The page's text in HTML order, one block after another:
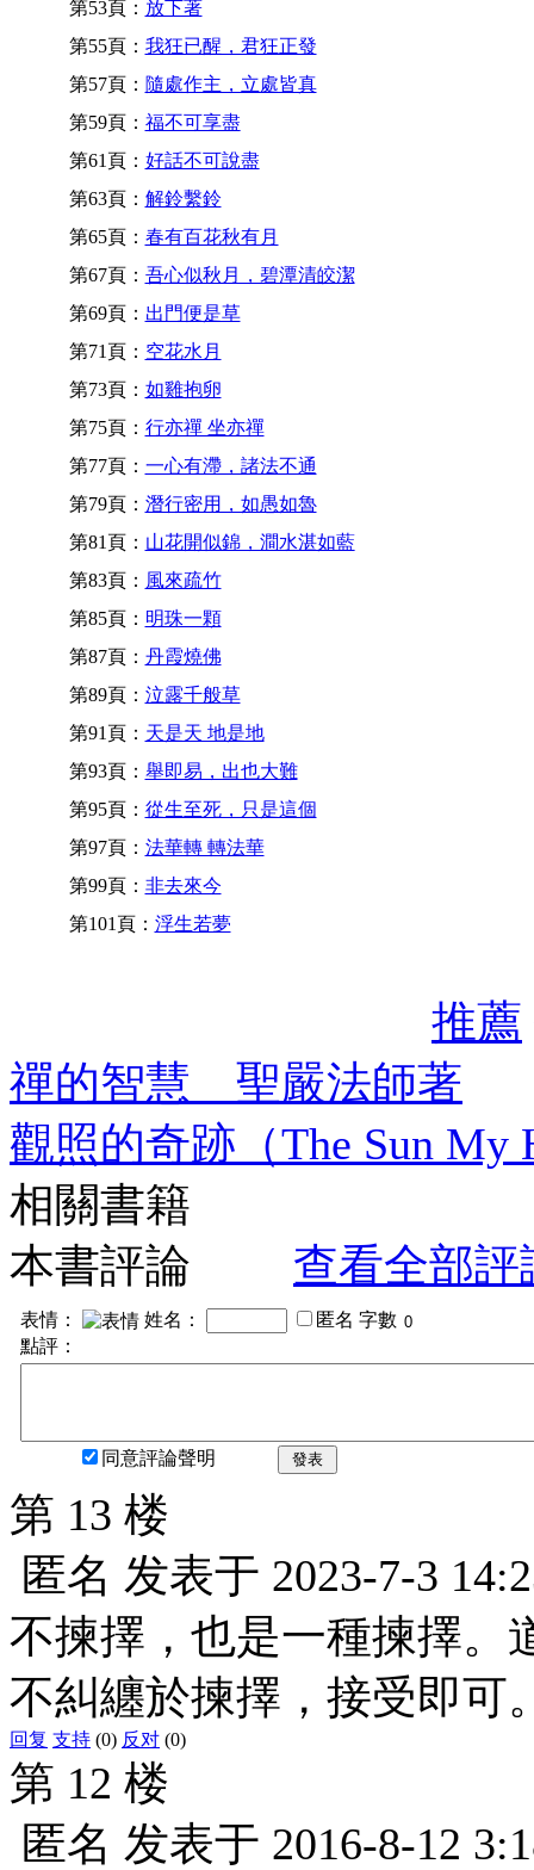
第53頁： 放下著
第55頁： 我狂已醒，君狂正發
第57頁： 隨處作主，立處皆真
第59頁： 福不可享盡
第61頁： 好話不可說盡
第63頁： 解鈴繫鈴
第65頁： 春有百花秋有月
第67頁： 吾心似秋月，碧潭清皎潔
第69頁： 出門便是草
第71頁： 空花水月
第73頁： 如雞抱卵
第75頁： 行亦禪 坐亦禪
第77頁： 一心有滯，諸法不通
第79頁： 潛行密用，如愚如魯
第81頁： 山花開似錦，澗水湛如藍
第83頁： 風來疏竹
第85頁： 明珠一顆
第87頁： 丹霞燒佛
第89頁： 泣露千般草
第91頁： 天是天 地是地
第93頁： 舉即易，出也大難
第95頁： 從生至死，只是這個
第97頁： 法華轉 轉法華
第99頁： 非去來今
第101頁： 浮生若夢
推薦
禪的智慧 聖嚴法師著
觀照的奇跡（The Sun
相關書籍
本書評論
查看全部評
表情： 姓名： 匿名 字數
點評：
同意評論聲明 發表
第 13 楼
匿名 发表于 2023-7-3
不揀擇，也是一種揀擇。
不糾纏於揀擇，接受即可
回复 支持 (0) 反对 (0)
第 12 楼
匿名 发表于 2016-8-12